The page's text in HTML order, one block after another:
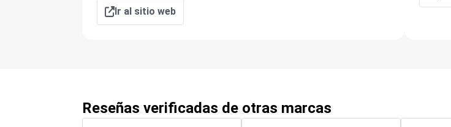
Ir al sitio web
Reseñas verificadas de otras marcas